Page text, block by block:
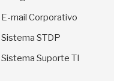
E-mail Corporativo
Sistema STDP
Sistema Suporte TI